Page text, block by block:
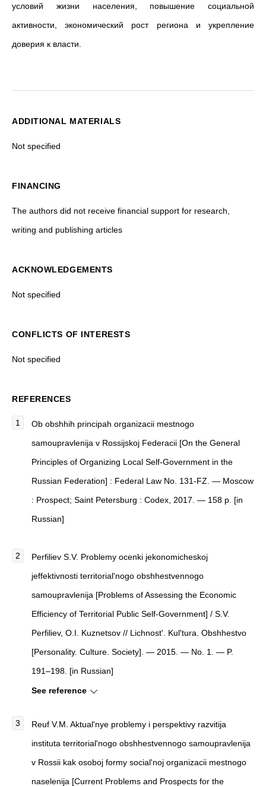
условий жизни населения, повышение социальной
активности, экономический рост региона и укрепление
доверия к власти.
ADDITIONAL MATERIALS
Not specified
FINANCING
The authors did not receive financial support for research,
writing and publishing articles
ACKNOWLEDGEMENTS
Not specified
CONFLICTS OF INTERESTS
Not specified
REFERENCES
Ob obshhih principah organizacii mestnogo
samoupravlenija v Rossijskoj Federacii [On the General
Principles of Organizing Local Self-Government in the
Russian Federation] : Federal Law No. 131-FZ. — Moscow
: Prospect; Saint Petersburg : Codex, 2017. — 158 p. [in
Russian]
Perfiliev S.V. Problemy ocenki jekonomicheskoj
jeffektivnosti territorial'nogo obshhestvennogo
samoupravlenija [Problems of Assessing the Economic
Efficiency of Territorial Public Self-Government] / S.V.
Perfiliev, O.I. Kuznetsov // Lichnost'. Kul'tura. Obshhestvo
[Personality. Culture. Society]. — 2015. — No. 1. — P.
191–198. [in Russian]
See reference
Reuf V.M. Aktual'nye problemy i perspektivy razvitija
instituta territorial'nogo obshhestvennogo samoupravlenija
v Rossii kak osoboj formy social'noj organizacii mestnogo
naselenija [Current Problems and Prospects for the